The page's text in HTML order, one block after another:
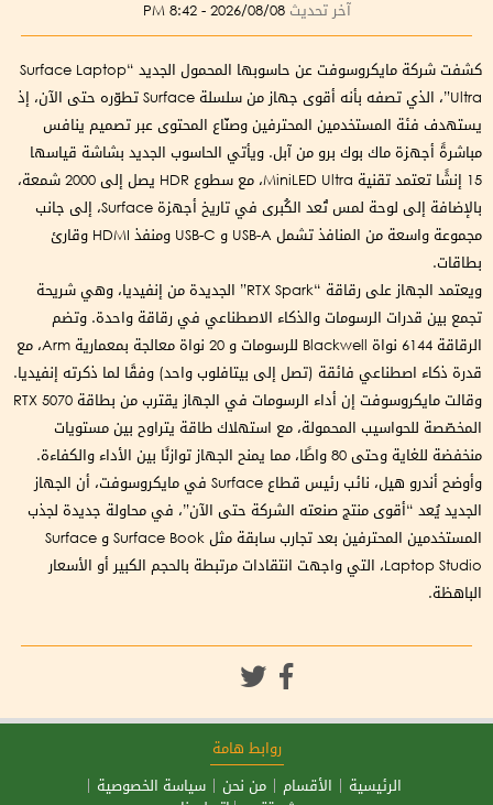
آخر تحديث 2026/08/08 - 8:42 PM
كشفت شركة مايكروسوفت عن حاسوبها المحمول الجديد “Surface Laptop
Ultra”، الذي تصفه بأنه أقوى جهاز من سلسلة Surface تطوّره حتى الآن، إذ
يستهدف فئة المستخدمين المحترفين وصنّاع المحتوى عبر تصميم ينافس
مباشرةً أجهزة ماك بوك برو من آبل. ويأتي الحاسوب الجديد بشاشة قياسها
15 إنشًا تعتمد تقنية MiniLED Ultra، مع سطوع HDR يصل إلى 2000 شمعة،
بالإضافة إلى لوحة لمس تُعد الكُبرى في تاريخ أجهزة Surface، إلى جانب
مجموعة واسعة من المنافذ تشمل USB-A و USB-C ومنفذ HDMI وقارئ
بطاقات.
ويعتمد الجهاز على رقاقة “RTX Spark” الجديدة من إنفيديا، وهي شريحة
تجمع بين قدرات الرسومات والذكاء الاصطناعي في رقاقة واحدة. وتضم
الرقاقة 6144 نواة Blackwell للرسومات و 20 نواة معالجة بمعمارية Arm، مع
قدرة ذكاء اصطناعي فائقة (تصل إلى بيتافلوب واحد) وفقًا لما ذكرته إنفيديا.
وقالت مايكروسوفت إن أداء الرسومات في الجهاز يقترب من بطاقة RTX 5070
المخصّصة للحواسيب المحمولة، مع استهلاك طاقة يتراوح بين مستويات
منخفضة للغاية وحتى 80 واطًا، مما يمنح الجهاز توازنًا بين الأداء والكفاءة.
وأوضح أندرو هيل، نائب رئيس قطاع Surface في مايكروسوفت، أن الجهاز
الجديد يُعد “أقوى منتج صنعته الشركة حتى الآن”، في محاولة جديدة لجذب
المستخدمين المحترفين بعد تجارب سابقة مثل Surface Book و Surface
Laptop Studio، التي واجهت انتقادات مرتبطة بالحجم الكبير أو الأسعار
الباهظة.
روابط هامة
الرئيسية
الأقسام من نحن
سياسة الخصوصية